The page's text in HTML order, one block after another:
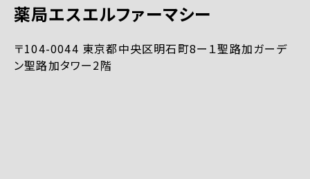
薬局エスエルファーマシー
〒104-0044 東京都中央区明石町8ー１聖路加ガーデ
ン聖路加タワー2階